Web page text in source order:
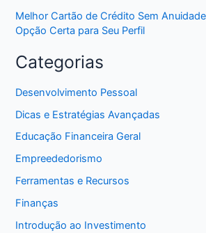
Melhor Cartão de Crédito Sem
Opção Certa para Seu Perfil
Categorias
Desenvolvimento Pessoal
Dicas e Estratégias Avançadas
Educação Financeira Geral
Empreededorismo
Ferramentas e Recursos
Finanças
Introdução ao Investimento